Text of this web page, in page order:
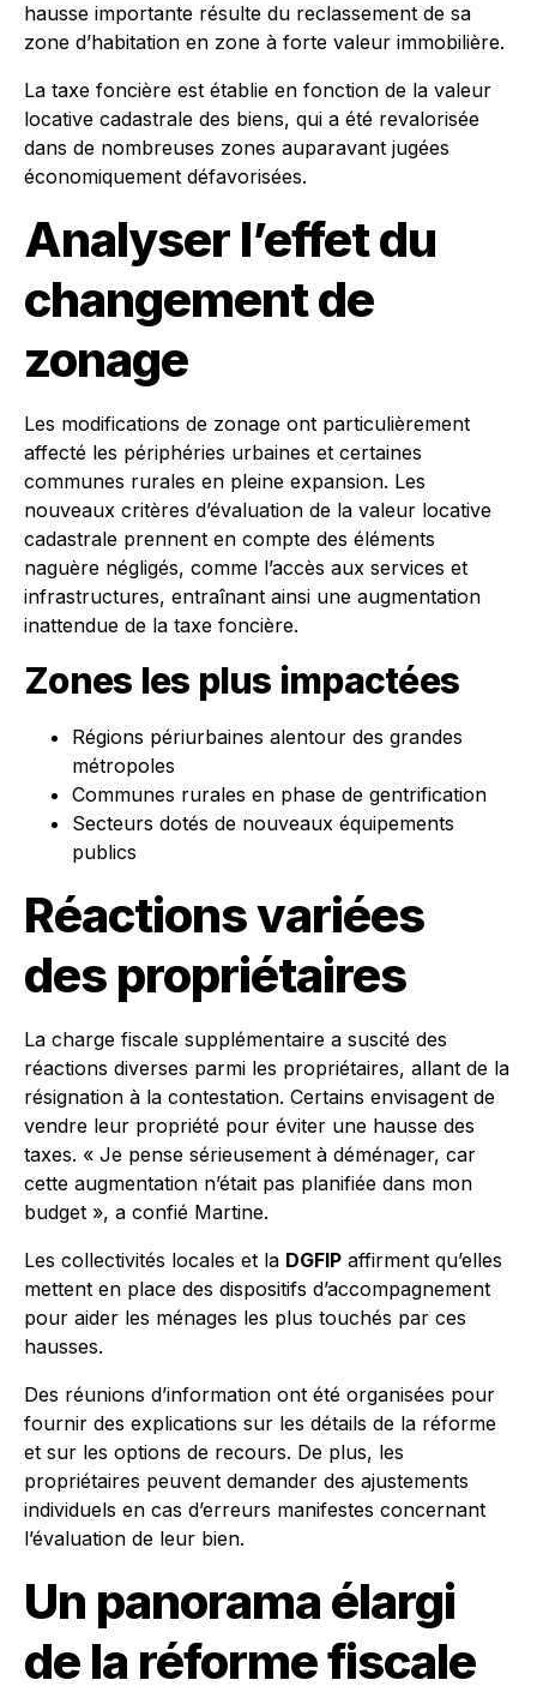
hausse importante résulte du reclassement de sa
zone d’habitation en zone à forte valeur immobilière.
La taxe foncière est établie en fonction de la valeur
locative cadastrale des biens, qui a été revalorisée
dans de nombreuses zones auparavant jugées
économiquement défavorisées.
Analyser l’effet du
changement de
zonage
Les modifications de zonage ont particulièrement
affecté les périphéries urbaines et certaines
communes rurales en pleine expansion. Les
nouveaux critères d’évaluation de la valeur locative
cadastrale prennent en compte des éléments
naguère négligés, comme l’accès aux services et
infrastructures, entraînant ainsi une augmentation
inattendue de la taxe foncière.
Zones les plus impactées
Régions périurbaines alentour des grandes
métropoles
Communes rurales en phase de gentrification
Secteurs dotés de nouveaux équipements
publics
Réactions variées
des propriétaires
La charge fiscale supplémentaire a suscité des
réactions diverses parmi les propriétaires, allant de la
résignation à la contestation. Certains envisagent de
vendre leur propriété pour éviter une hausse des
taxes. « Je pense sérieusement à déménager, car
cette augmentation n’était pas planifiée dans mon
budget », a confié Martine.
Les collectivités locales et la DGFIP affirment qu’elles
mettent en place des dispositifs d’accompagnement
pour aider les ménages les plus touchés par ces
hausses.
Des réunions d’information ont été organisées pour
fournir des explications sur les détails de la réforme
et sur les options de recours. De plus, les
propriétaires peuvent demander des ajustements
individuels en cas d’erreurs manifestes concernant
l’évaluation de leur bien.
Un panorama élargi
de la réforme fiscale